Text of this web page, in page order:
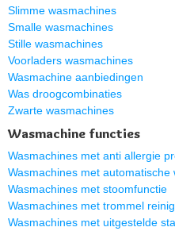
Slimme wasmachines
Smalle wasmachines
Stille wasmachines
Voorladers wasmachines
Wasmachine aanbiedingen
Was droogcombinaties
Zwarte wasmachines
Wasmachine functies
Wasmachines met anti allergie
Wasmachines met automatische
Wasmachines met stoomfunctie
Wasmachines met trommel
Wasmachines met uitgestelde